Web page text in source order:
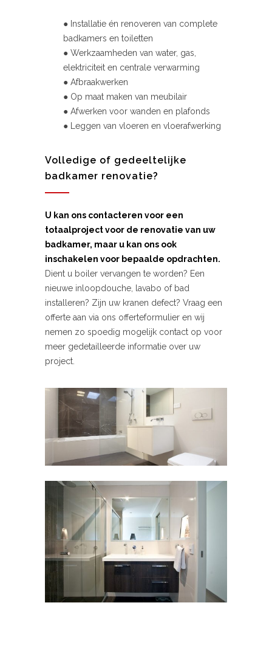
● Installatie én renoveren van complete
badkamers en toiletten
● Werkzaamheden van water, gas,
elektriciteit en centrale verwarming
● Afbraakwerken
● Op maat maken van meubilair
● Afwerken voor wanden en plafonds
● Leggen van vloeren en vloerafwerking
Volledige of gedeeltelijke
badkamer renovatie?
U kan ons contacteren voor een
totaalproject voor de renovatie van uw
badkamer, maar u kan ons ook
inschakelen voor bepaalde opdrachten.
Dient u boiler vervangen te worden? Een
nieuwe inloopdouche, lavabo of bad
installeren? Zijn uw kranen defect? Vraag een
offerte aan via ons offerteformulier en wij
nemen zo spoedig mogelijk contact op voor
meer gedetailleerde informatie over uw
project.